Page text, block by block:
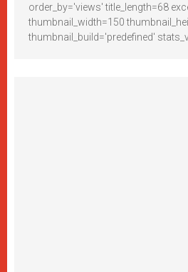
order_by='views' title_length=68
thumbnail_width=150
thumbnail_build='predefined'